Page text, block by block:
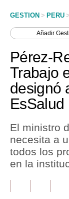
Economía
Mercados
Perú
Política
Tu Dinero
Finanzas
GESTION > PERU >
Añadir
Pérez-
Trabajo
designó
EsSalud
El ministro
necesita a
todos los
en la